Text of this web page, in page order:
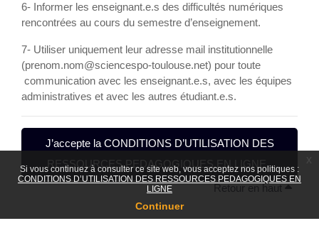
Si vous continuez à consulter ce site web, vous acceptez nos politiques :
CONDITIONS D’UTILISATION DES RESSOURCES PEDAGOGIQUES EN
LIGNE
Continuer
6- Informer les enseignant.e.s des difficultés numériques
rencontrées au cours du semestre d’enseignement.
7- Utiliser uniquement leur adresse mail institutionnelle
(prenom.nom@sciencespo-toulouse.net) pour toute
communication avec les enseignant.e.s, avec les équipes
administratives et avec les autres étudiant.e.s.
J’accepte la CONDITIONS D’UTILISATION DES
RESSOURCES PEDAGOGIQUES EN LIGNE .
Retour en haut